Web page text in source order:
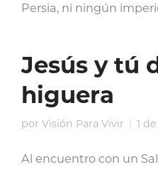
Persia, ni ningún
Jesús y tú
higuera
por Visión Para Vivir 1
Al encuentro con un